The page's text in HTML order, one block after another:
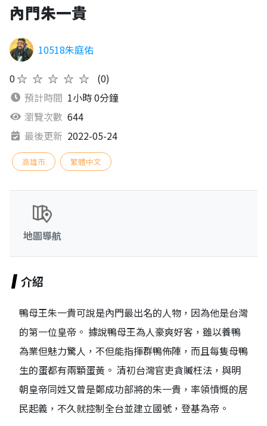
內門朱一貴
10518朱庭佑
0★★★★★
(0)
預計時間 1小時 0分鐘
瀏覽次數 644
最後更新 2022-05-24
高雄市 繁體中文
地圖導航
介紹
鴨母王朱一貴可說是內門最出名的人物，因為他是台灣
的第一位皇帝。 據說鴨母王為人豪爽好客，雖以養鴨
為業但魅力驚人，不但能指揮群鴨佈陣，而且每隻母鴨
生的蛋都有兩顆蛋黃。 清初台灣官吏貪贓枉法，與明
朝皇帝同姓又曾是鄭成功部將的朱一貴，率領憤慨的居
民起義，不久就控制全台並建立國號，登基為帝。